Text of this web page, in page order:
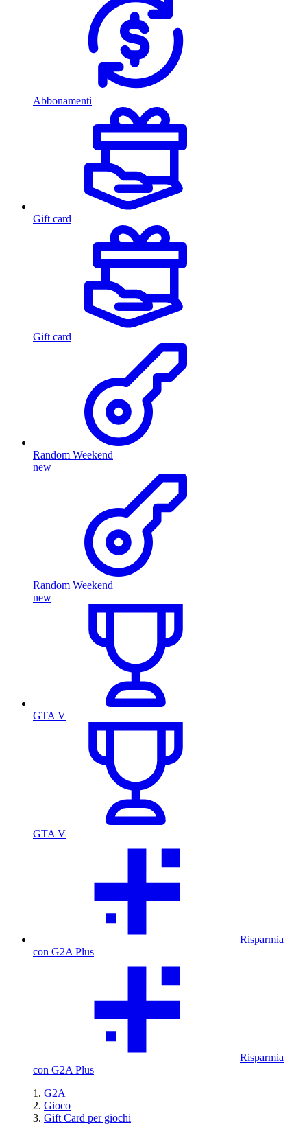
Abbonamenti
Gift card
Gift card
Random Weekend
new
Random Weekend
new
GTA V
GTA V
Risparmia
con G2A Plus
Risparmia
con G2A Plus
G2A
Gioco
Gift Card per giochi